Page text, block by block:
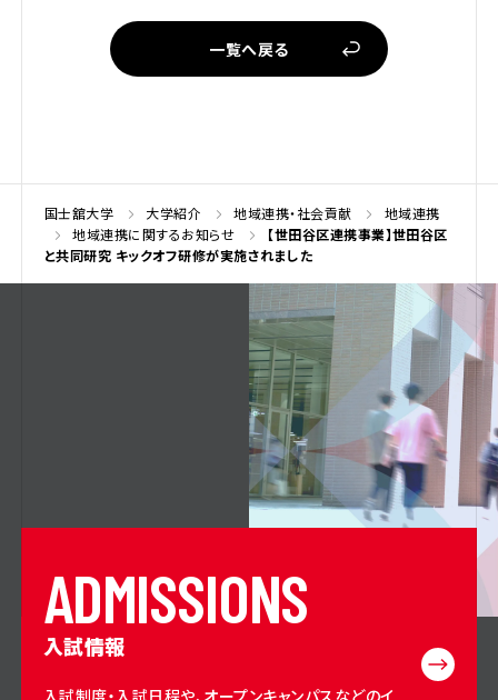
一覧へ戻る
国士舘大学 大学紹介 地域連携・社会貢献
地域連携
地域連携に関するお知らせ
【世田谷区連携事業】世田谷区
と共同研究 キックオフ研修が実施されました
ADMISSIONS
入試情報
入試制度・入試日程や、オープンキャンパスなどのイ